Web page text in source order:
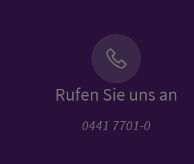
Rufen Sie uns an
0441 7701-0